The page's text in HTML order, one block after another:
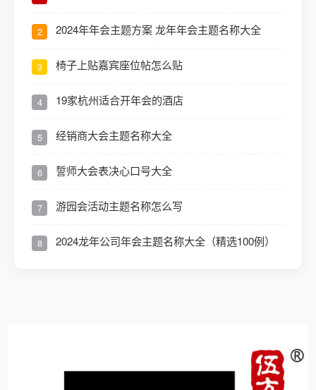
2 2024年年会主题方案 龙年年会主题名称大全
3 椅子上贴嘉宾座位帖怎么贴
4 19家杭州适合开年会的酒店
5 经销商大会主题名称大全
6 誓师大会表决心口号大全
7 游园会活动主题名称怎么写
8 2024龙年公司年会主题名称大全（精选100例）